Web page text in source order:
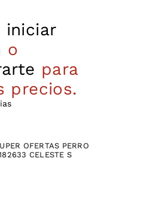
iniciar
o
para
precios.
OFERTAS PERRO
CELESTE S